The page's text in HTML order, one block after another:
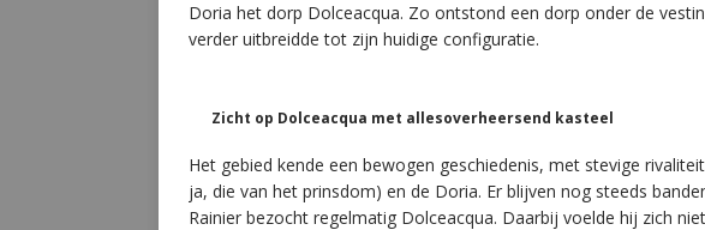
Doria het dorp Dolceacqua. Zo ontstond een dorp onder de
verder uitbreidde tot zijn huidige configuratie.
Zicht op Dolceacqua met allesoverheersend kasteel
Het gebied kende een bewogen geschiedenis, met stevige
ja, die van het prinsdom) en de Doria. Er blijven nog steeds
Rainier bezocht regelmatig Dolceacqua. Daarbij voelde hij zich